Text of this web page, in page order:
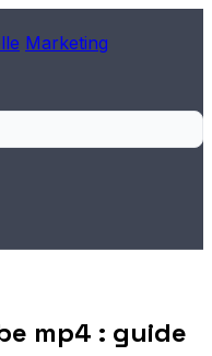
Marketing
mp4 : guide